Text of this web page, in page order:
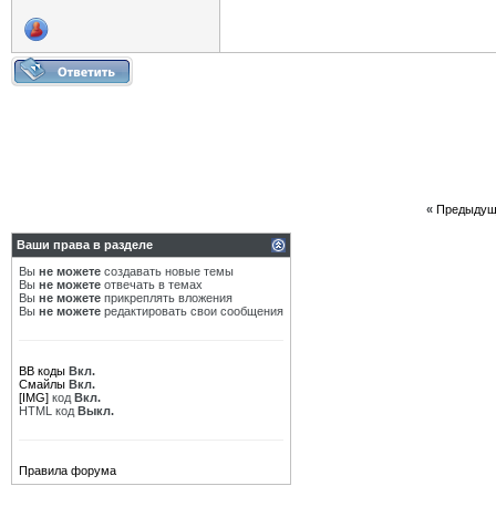
«
Ваши права в разделе
Вы не можете создавать новые темы
Вы не можете отвечать в темах
Вы не можете прикреплять вложения
Вы не можете редактировать свои сообщения
BB коды Вкл.
Смайлы Вкл.
[IMG] код Вкл.
HTML код Выкл.
Правила форума